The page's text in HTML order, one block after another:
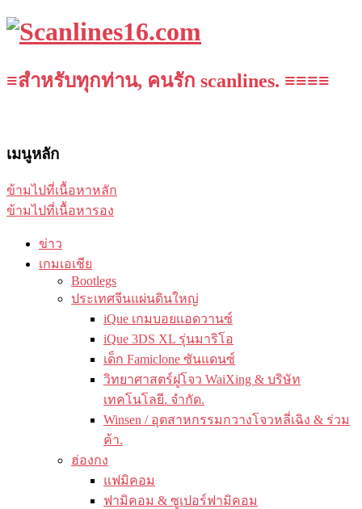
≡สำหรับทุกท่าน, คนรัก scanlines. ≡≡≡≡
เมนูหลัก
ข้ามไปที่เนื้อหาหลัก
ข้ามไปที่เนื้อหารอง
ข่าว
เกมเอเชีย
Bootlegs
ประเทศจีนแผ่นดินใหญ่
iQue เกมบอยแอดวานซ์
iQue 3DS XL รุ่นมาริโอ
เด็ก Famiclone ซันแดนซ์
วิทยาศาสตร์ฝูโจว WaiXing & บริษัท
เทคโนโลยี. จำกัด.
Winsen / อุตสาหกรรมกวางโจวหลี่เฉิง & ร่วม
ค้า.
ฮ่องกง
แฟมิคอม
ฟามิคอม & ซูเปอร์ฟามิคอม